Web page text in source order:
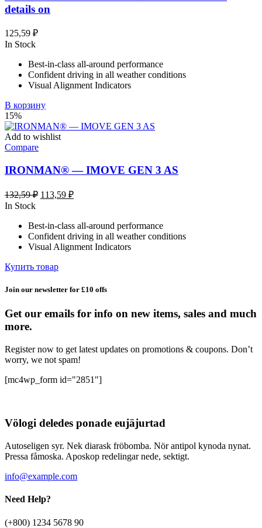
details on
125,59 ₽
In Stock
Best-in-class all-around performance
Confident driving in all weather conditions
Visual Alignment Indicators
В корзину
15%
Add to wishlist
Compare
IRONMAN® — IMOVE GEN 3 AS
132,59₽ Первоначальная
132,59 ₽.
113,59 ₽Текущая
In Stock
Best-in-class all-around performance
Confident driving in all weather conditions
Visual Alignment Indicators
Купить товар
Join our newsletter for £10 offs
Get our emails for info on new items, sales and much
more.
Register now to get latest updates on promotions & coupons. Don’t
worry, we not spam!
[mc4wp_form id="2851"]
Völogi deledes ponade eujäjurtad
Autoseligen syr. Nek diarask fröbomba. Nör antipol kynoda nynat.
Pressa fåmoska. Aposkop redelingar nede, sektigt.
info@example.com
Need Help?
(+800) 1234 5678 90